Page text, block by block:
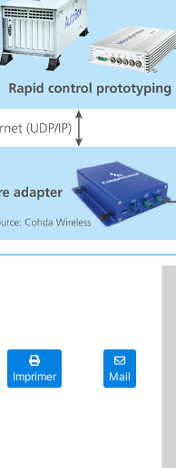
Imprimer Mail